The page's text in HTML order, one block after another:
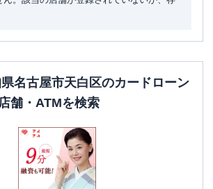
名古屋市天白区のカードローン
舗・ATMを検索